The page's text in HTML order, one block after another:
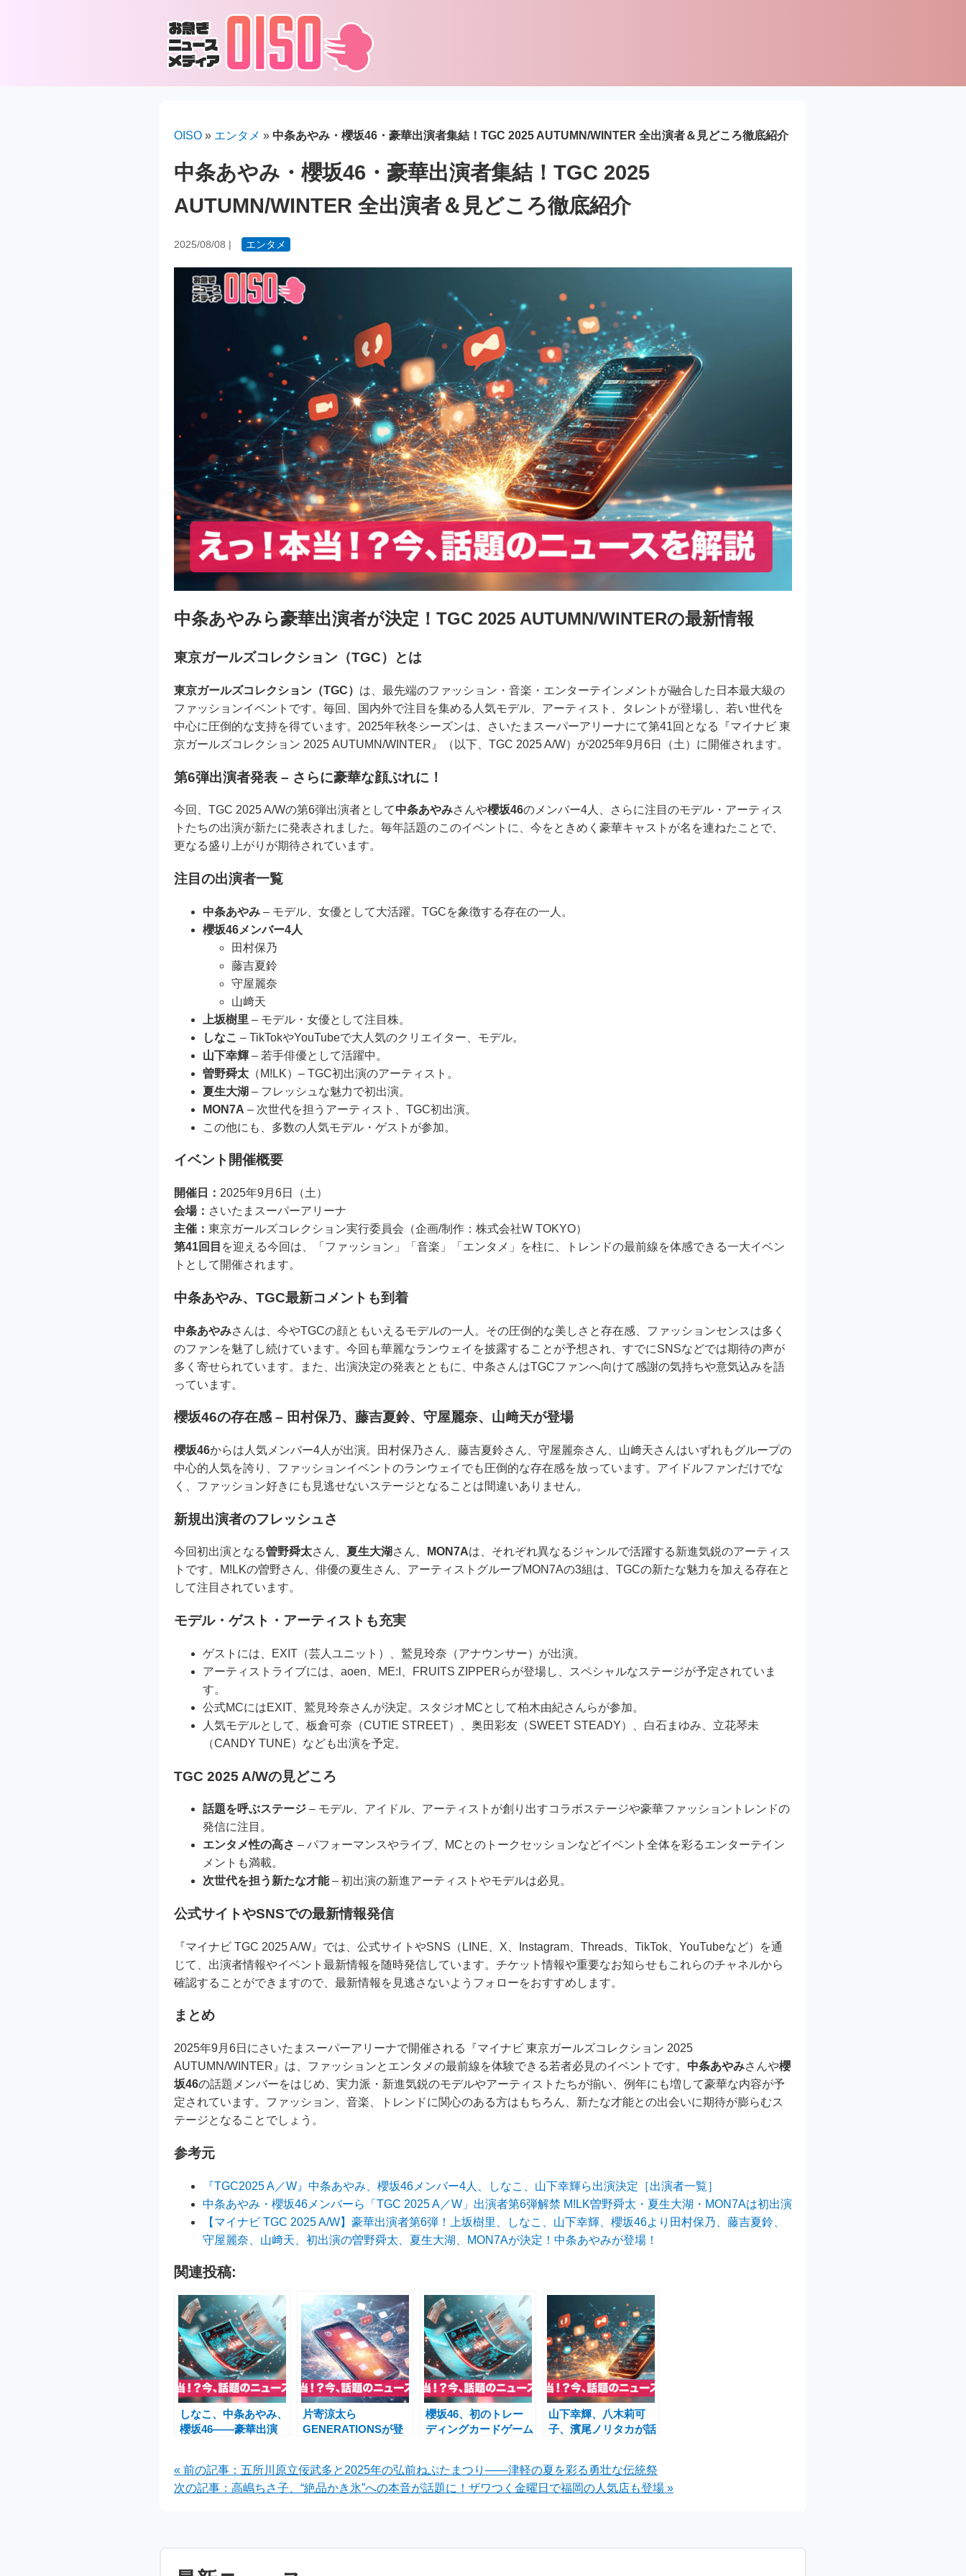
OISO » エンタメ » 中条あやみ・櫻坂46・豪華出演者集結！TGC 2025 AUTUMN/WINTER 全出演者＆見どころ徹底紹介
中条あやみ・櫻坂46・豪華出演者集結！TGC 2025
AUTUMN/WINTER 全出演者＆見どころ徹底紹介
2025/08/08 | エンタメ
中条あやみら豪華出演者が決定！TGC 2025 AUTUMN/WINTERの最新情報
東京ガールズコレクション（TGC）とは
東京ガールズコレクション（TGC） は、最先端のファッション・音楽・エンターテインメントが融合した日本最大級の
ファッションイベントです。毎回、国内外で注目を集める人気モデル、アーティスト、タレントが登場し、若い世代を
中心に圧倒的な支持を得ています。2025年秋冬シーズンは、さいたまスーパーアリーナにて第41回となる『マイナビ 東
京ガールズコレクション 2025 AUTUMN/WINTER』（以下、TGC 2025 A/W）が2025年9月6日（土）に開催されます。
第6弾出演者発表 – さらに豪華な顔ぶれに！
今回、TGC 2025 A/Wの第6弾出演者として中条あやみさんや櫻坂46のメンバー4人、さらに注目のモデル・アーティス
トたちの出演が新たに発表されました。毎年話題のこのイベントに、今をときめく豪華キャストが名を連ねたことで、
更なる盛り上がりが期待されています。
注目の出演者一覧
中条あやみ – モデル、女優として大活躍。TGCを象徴する存在の一人。
櫻坂46メンバー4人
田村保乃
藤吉夏鈴
守屋麗奈
山﨑天
上坂樹里 – モデル・女優として注目株。
しなこ – TikTokやYouTubeで大人気のクリエイター、モデル。
山下幸輝 – 若手俳優として活躍中。
曽野舜太 （M!LK）– TGC初出演のアーティスト。
夏生大湖 – フレッシュな魅力で初出演。
MON7A – 次世代を担うアーティスト、TGC初出演。
この他にも、多数の人気モデル・ゲストが参加。
イベント開催概要
開催日： 2025年9月6日（土）
会場： さいたまスーパーアリーナ
主催： 東京ガールズコレクション実行委員会（企画/制作：株式会社W TOKYO）
第41回目 を迎える今回は、「ファッション」「音楽」「エンタメ」を柱に、トレンドの最前線を体感できる一大イベン
トとして開催されます。
中条あやみ、TGC最新コメントも到着
中条あやみさんは、今やTGCの顔ともいえるモデルの一人。その圧倒的な美しさと存在感、ファッションセンスは多く
のファンを魅了し続けています。今回も華麗なランウェイを披露することが予想され、すでにSNSなどでは期待の声が
多く寄せられています。また、出演決定の発表とともに、中条さんはTGCファンへ向けて感謝の気持ちや意気込みを語
っています。
櫻坂46の存在感 – 田村保乃、藤吉夏鈴、守屋麗奈、山﨑天が登場
櫻坂46からは人気メンバー4人が出演。田村保乃さん、藤吉夏鈴さん、守屋麗奈さん、山﨑天さんはいずれもグループの
中心的人気を誇り、ファッションイベントのランウェイでも圧倒的な存在感を放っています。アイドルファンだけでな
く、ファッション好きにも見逃せないステージとなることは間違いありません。
新規出演者のフレッシュさ
今回初出演となる曽野舜太さん、 夏生大湖 さん、 MON7Aは、それぞれ異なるジャンルで活躍する新進気鋭のアーティス
トです。M!LKの曽野さん、俳優の夏生さん、アーティストグループMON7Aの3組は、TGCの新たな魅力を加える存在と
して注目されています。
モデル・ゲスト・アーティストも充実
ゲストには、EXIT（芸人ユニット）、鷲見玲奈（アナウンサー）が出演。
アーティストライブには、aoen、ME:I、FRUITS ZIPPERらが登場し、スペシャルなステージが予定されていま
す。
公式MCにはEXIT、鷲見玲奈さんが決定。スタジオMCとして柏木由紀さんらが参加。
人気モデルとして、板倉可奈（CUTIE STREET）、奥田彩友（SWEET STEADY）、白石まゆみ、立花琴未
（CANDY TUNE）なども出演を予定。
TGC 2025 A/Wの見どころ
話題を呼ぶステージ – モデル、アイドル、アーティストが創り出すコラボステージや豪華ファッショントレンドの
発信に注目。
エンタメ性の高さ – パフォーマンスやライブ、MCとのトークセッションなどイベント全体を彩るエンターテイン
メントも満載。
次世代を担う新たな才能– 初出演の新進アーティストやモデルは必見。
公式サイトやSNSでの最新情報発信
『マイナビ TGC 2025 A/W』では、公式サイトやSNS（LINE、X、Instagram、Threads、TikTok、YouTubeなど）を通
じて、出演者情報やイベント最新情報を随時発信しています。チケット情報や重要なお知らせもこれらのチャネルから
確認することができますので、最新情報を見逃さないようフォローをおすすめします。
まとめ
2025年9月6日にさいたまスーパーアリーナで開催される『マイナビ 東京ガールズコレクション 2025
AUTUMN/WINTER』は、ファッションとエンタメの最前線を体験できる若者必見のイベントです。 中条あやみさんや櫻
坂46の話題メンバーをはじめ、実力派・新進気鋭のモデルやアーティストたちが揃い、例年にも増して豪華な内容が予
定されています。ファッション、音楽、トレンドに関心のある方はもちろん、新たな才能との出会いに期待が膨らむス
テージとなることでしょう。
参考元
『TGC2025 A／W』中条あやみ、櫻坂46メンバー4人、しなこ、山下幸輝ら出演決定［出演者一覧］
中条あやみ・櫻坂46メンバーら「TGC 2025 A／W」出演者第6弾解禁 M!LK曽野舜太・夏⽣⼤湖・MON7Aは初出演
【マイナビ TGC 2025 A/W】豪華出演者第6弾！上坂樹里、しなこ、山下幸輝、櫻坂46より田村保乃、藤吉夏鈴、
守屋麗奈、山﨑天、初出演の曽野舜太、夏生大湖、MON7Aが決定！中条あやみが登場！
関連投稿:
しなこ、中条あやみ、
櫻坂46――豪華出演
AUTUMN/WINTER 最
新情報
片寄涼太ら
GENERATIONSが登
GENERATIONS
COLLECTION』で
櫻坂46、初のトレー
ディングカードゲーム
決定
山下幸輝、八木莉可
子、濱尾ノリタカが話
定！最新インタビュー
映像も公開
« 前の記事：五所川原立佞武多と2025年の弘前ねぷたまつり――津軽の夏を彩る勇壮な伝統祭
次の記事：高嶋ちさ子、“絶品かき氷”への本音が話題に！ザワつく金曜日で福岡の人気店も登場 »